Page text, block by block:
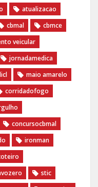
atualizacao
cbmal
cbmce
veicular
jornadamedica
maio amarelo
corridadofogo
concursocbmal
ironman
stic